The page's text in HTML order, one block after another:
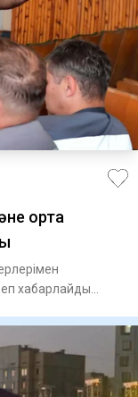
орта
хабарлайды